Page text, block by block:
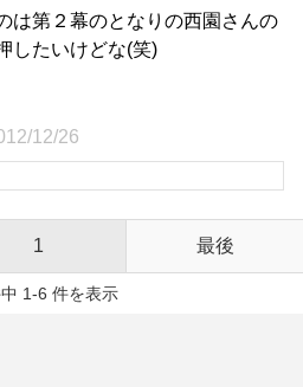
は第２幕のとなりの西園さんの
したいけどな(笑)
12/26
1 最後
1-6 件を表示